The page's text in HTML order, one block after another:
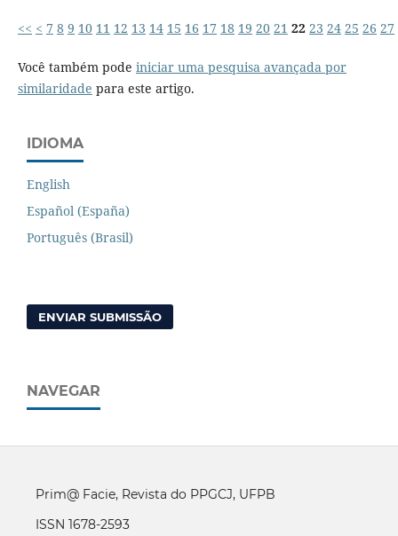
<< < 7 8 9 10 11 12 13 14 15 16 17 18 19 20 21 22 23 24 25 26 27
Você também pode iniciar uma pesquisa avançada por
similaridade para este artigo.
IDIOMA
English
Español (España)
Português (Brasil)
ENVIAR SUBMISSÃO
NAVEGAR
Prim@ Facie, Revista do PPGCJ, UFPB
ISSN 1678-2593